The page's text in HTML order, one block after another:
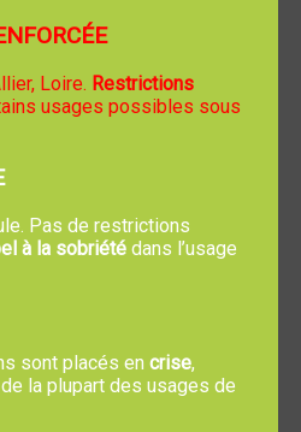
Loire. Restrictions
usages possibles sous
Pas de restrictions
à la sobriétédans l’usage
sont placés en crise,
de la plupart des usages de